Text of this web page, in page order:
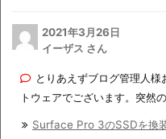
2021年3月26日
イーザス さん
とりあえずブログ管理人
トウェアでございます。突然
Surface Pro 3のSSDを換